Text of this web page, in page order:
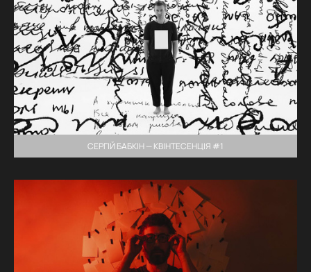
СЕРГІЙ БАБКІН — КВІНТЕСЕНЦІЯ #1